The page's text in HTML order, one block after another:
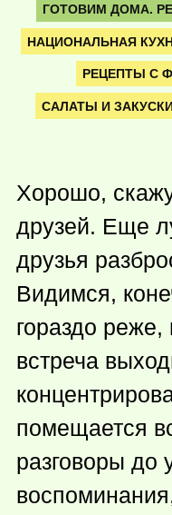
ГОТОВИМ ДОМА.
НАЦИОНАЛЬНАЯ
РЕЦЕПТЫ С
САЛАТЫ И
Хорошо,
друзей. Еще
друзья
Видимся,
гораздо реже,
встреча
помещается
разговоры до